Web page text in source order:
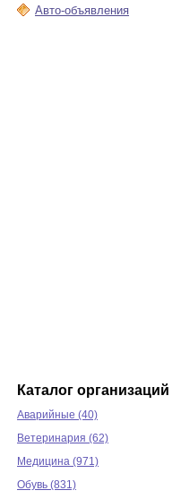
Авто-объявления
Каталог организаций
Аварийные (40)
Ветеринария (62)
Медицина (971)
Обувь (831)